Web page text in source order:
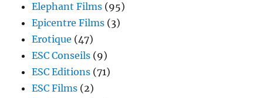
Elephant Films (95)
Epicentre Films (3)
Erotique (47)
ESC Conseils (9)
ESC Editions (71)
ESC Films (2)